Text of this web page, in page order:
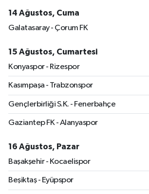
14 Ağustos, Cuma
Galatasaray - Çorum FK
15 Ağustos, Cumartesi
Konyaspor - Rizespor
Kasımpaşa - Trabzonspor
Gençlerbirliği S.K. - Fenerbahçe
Gaziantep FK - Alanyaspor
16 Ağustos, Pazar
Başakşehir - Kocaelispor
Beşiktaş - Eyüpspor